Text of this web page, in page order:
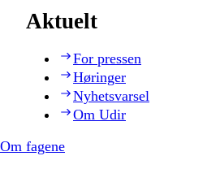
Aktuelt
For pressen
Høringer
Nyhetsvarsel
Om Udir
Om fagene